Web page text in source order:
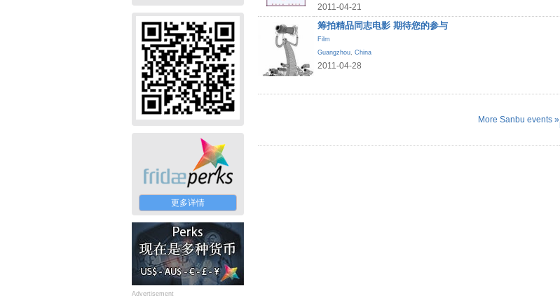
更多详情
Advertisement
2011-04-21
筹拍精品同志电影 期待您的参与
Film
Guangzhou, China
2011-04-28
More Sanbu events »